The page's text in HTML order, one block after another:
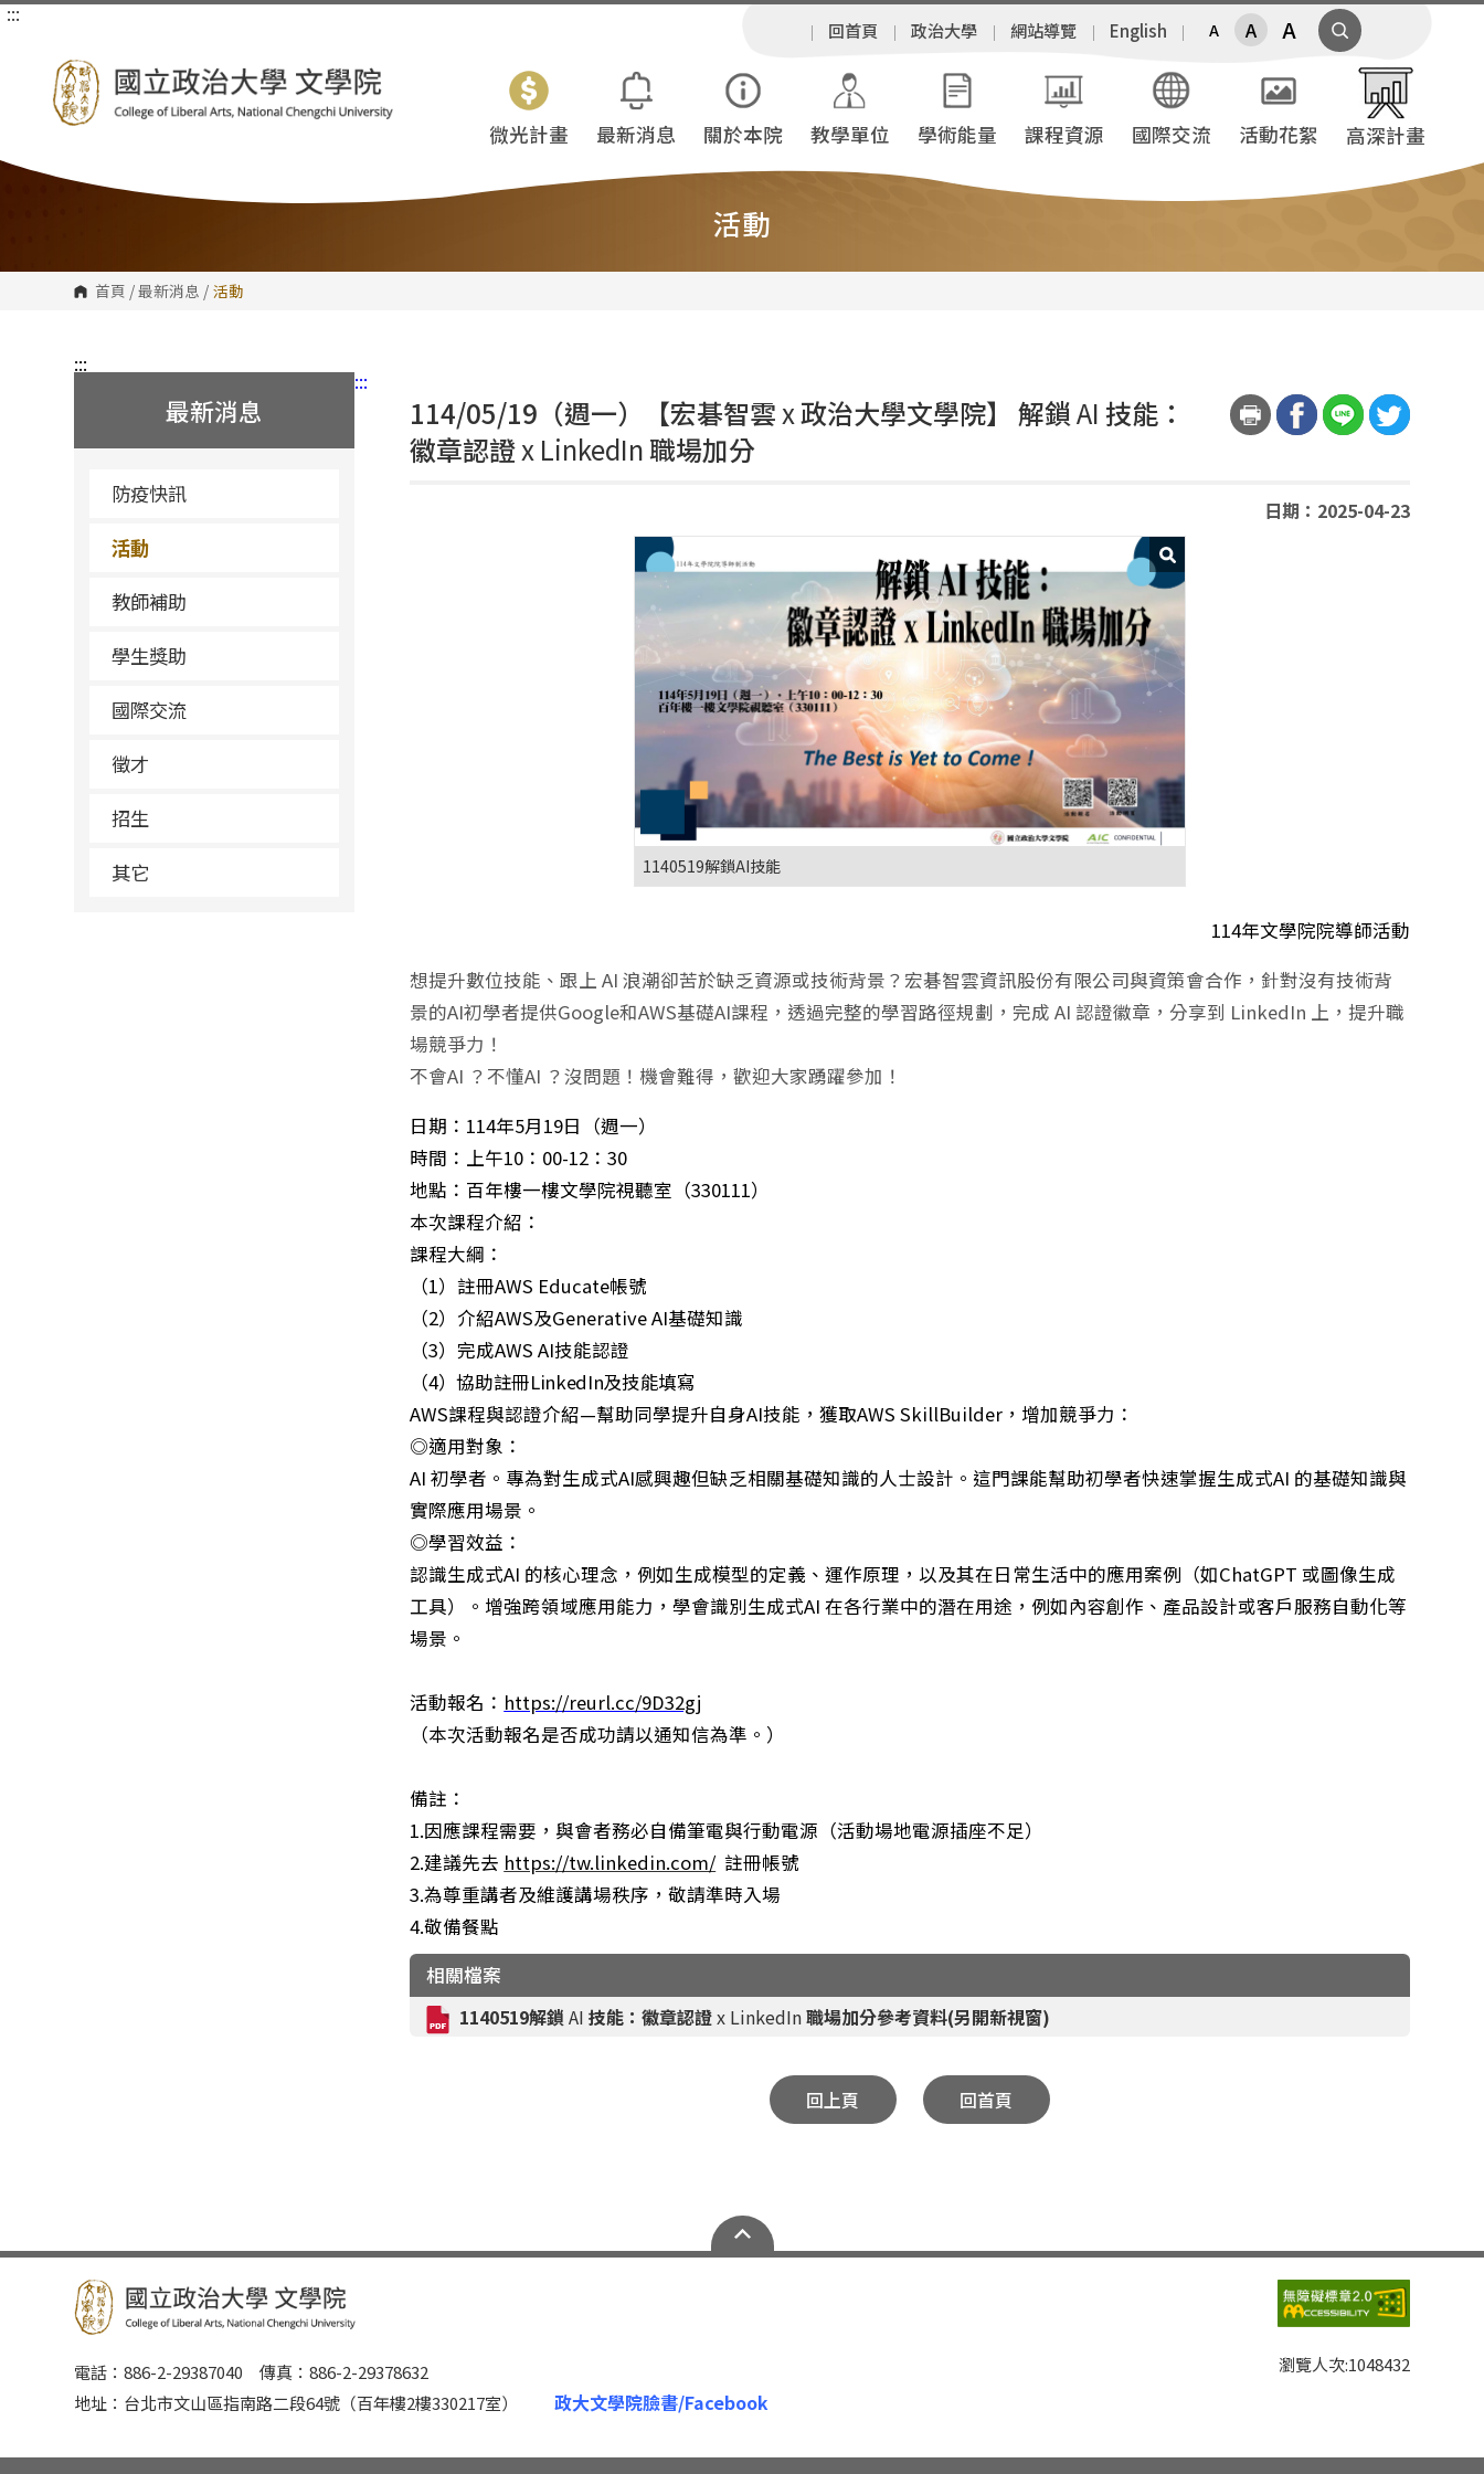
跳
:::
回首頁 政治大學 網站導覽 English A A A
微光計畫 最新消息 關於本院 教學單位 學術能量 課程資源 國際交流 活動花絮 高深計畫
活動
首頁 /最新消息 / 活動
:::
最新消息
防疫快訊
活動
教師補助
學生獎助
國際交流
徵才
招生
其它
:::
114/05/19（週一）【宏碁智雲x政治大學文學院】 解鎖AI技能：
徽章認證x LinkedIn職場加分
日期：2025-04-23
1140519解鎖AI技能
114年文學院院導師活動
想提升數位技能、跟上 AI 浪潮卻苦於缺乏資源或技術背景？宏碁智雲資訊股份有限公司與資策會合作，針對沒有技術背
景的AI初學者提供Google和AWS基礎AI課程，透過完整的學習路徑規劃，完成 AI 認證徽章，分享到 LinkedIn 上，提升職
場競爭力！
不會AI ？不懂AI ？沒問題！機會難得，歡迎大家踴躍參加！
日期：114年5月19日（週一）
時間：上午10：00-12：30
地點：百年樓一樓文學院視聽室（330111）
本次課程介紹：
課程大綱：
（1）註冊AWS Educate帳號
（2）介紹AWS及Generative AI基礎知識
（3）完成AWS AI技能認證
（4）協助註冊LinkedIn及技能填寫
AWS課程與認證介紹—幫助同學提升自身AI技能，獲取AWS SkillBuilder ，增加競爭力：
◎適用對象：
AI初學者。專為對生成式AI感興趣但缺乏相關基礎知識的人士設計。這門課能幫助初學者快速掌握生成式AI 的基礎知識與
實際應用場景。
◎學習效益：
認識生成式AI 的核心理念，例如生成模型的定義、運作原理，以及其在日常生活中的應用案例（如ChatGPT或圖像生成
工具）。增強跨領域應用能力，學會識別生成式AI在各行業中的潛在用途，例如內容創作、產品設計或客戶服務自動化等
場景。
活動報名： https://reurl.cc/9D32gj
（本次活動報名是否成功請以通知信為準。）
備註：
1.因應課程需要，與會者務必自備筆電與行動電源（活動場地電源插座不足）
2.建議先去 https://tw.linkedin.com/ 註冊帳號
3.為尊重講者及維護講場秩序，敬請準時入場
4.敬備餐點
相關檔案
1140519解鎖AI技能：徽章認證x LinkedIn職場加分參考資料(另開新視窗)
回上頁 回首頁
電話：886-2-29387040 傳真：886-2-29378632
地址：台北市文山區指南路二段64號（百年樓2樓330217室）政大文學院臉書/Facebook
瀏覽人次:1048432